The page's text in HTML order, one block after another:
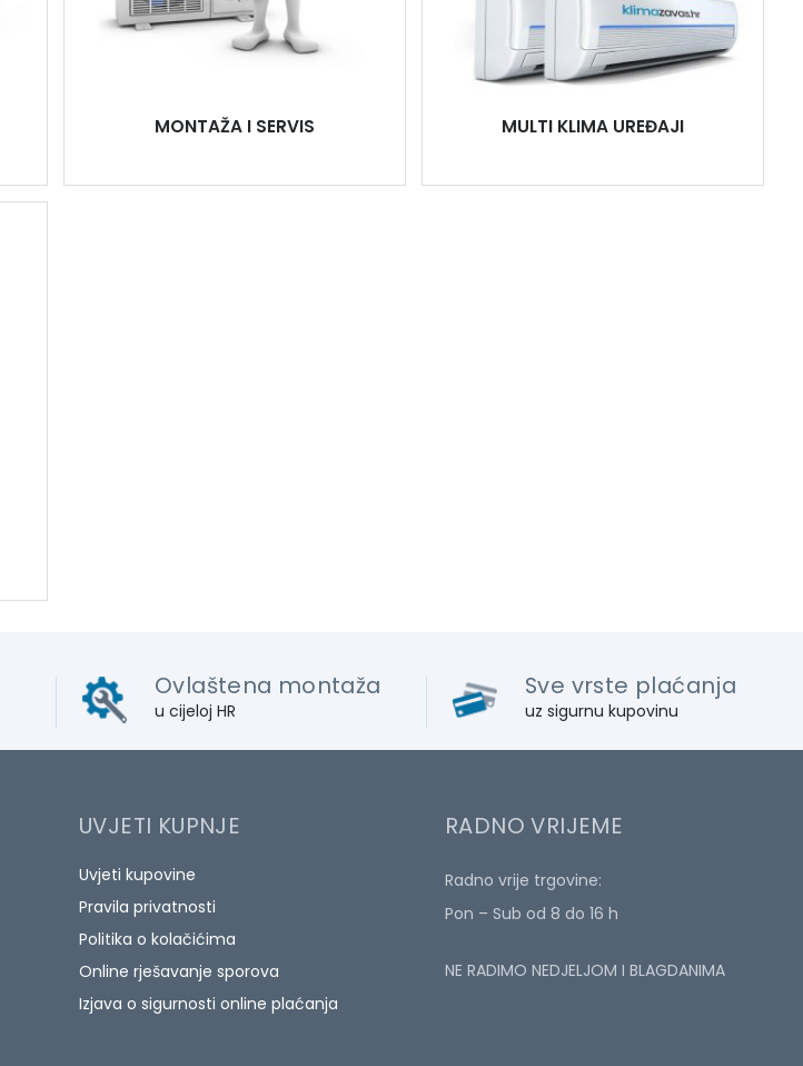
MONTAŽA I SERVIS MULTI KLIMA UREĐAJI
Ovlaštena montaža
u cijeloj HR
Sve vrste plaćanja
uz sigurnu kupovinu
UVJETI KUPNJE
Uvjeti kupovine
Pravila privatnosti
Politika o kolačićima
Online rješavanje sporova
Izjava o sigurnosti online plaćanja
RADNO VRIJEME
Radno vrije trgovine:
Pon – Sub od 8 do 16 h
NE RADIMO NEDJELJOM I BLAGDANIMA